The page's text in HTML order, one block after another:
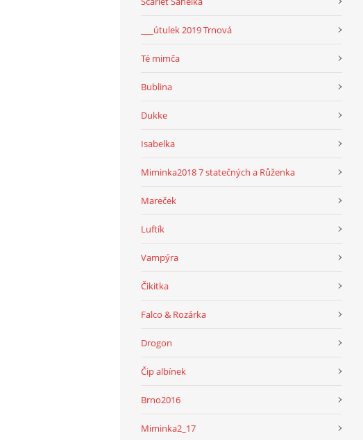
___útulek 2019 Trnová
Té mimča
Bublina
Dukke
Isabelka
Miminka2018 7 statečných a Růženka
Mareček
Luftík
Vampýra
Čikitka
Falco & Rozárka
Drogon
Čip albínek
Brno2016
Miminka2_17